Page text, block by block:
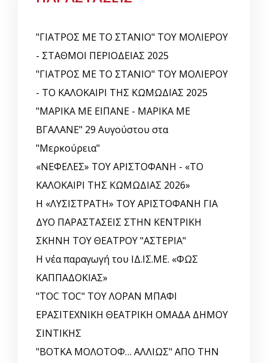
"ΓΙΑΤΡΟΣ ΜΕ ΤΟ ΣΤΑΝΙΟ" ΤΟΥ ΜΟΛΙΕΡΟΥ
- ΣΤΑΘΜΟΙ ΠΕΡΙΟΔΕΙΑΣ 2025
"ΓΙΑΤΡΟΣ ΜΕ ΤΟ ΣΤΑΝΙΟ" ΤΟΥ ΜΟΛΙΕΡΟΥ
- ΤΟ ΚΑΛΟΚΑΙΡΙ ΤΗΣ ΚΩΜΩΔΙΑΣ 2025
"ΜΑΡΙΚΑ ΜΕ ΕΙΠΑΝΕ - ΜΑΡΙΚΑ ΜΕ
ΒΓΑΛΑΝΕ" 29 Αυγούστου στα
"Μερκούρεια"
«ΝΕΦΕΛΕΣ» ΤΟΥ ΑΡΙΣΤΟΦΑΝΗ - «ΤΟ
ΚΑΛΟΚΑΙΡΙ ΤΗΣ ΚΩΜΩΔΙΑΣ 2026»
Η «ΛΥΣΙΣΤΡΑΤΗ» ΤΟΥ ΑΡΙΣΤΟΦΑΝΗ ΓΙΑ
ΔΥΟ ΠΑΡΑΣΤΑΣΕΙΣ ΣΤΗΝ ΚΕΝΤΡΙΚΗ
ΣΚΗΝΗ ΤΟΥ ΘΕΑΤΡΟΥ "ΑΣΤΕΡΙΑ"
Η νέα παραγωγή του ΙΔ.ΙΣ.ΜΕ. «ΦΩΣ
ΚΑΠΠΑΔΟΚΙΑΣ»
"TOC TOC" ΤΟΥ ΛΟΡΑΝ ΜΠΑΦΙ
ΕΡΑΣΙΤΕΧΝΙΚΗ ΘΕΑΤΡΙΚΗ ΟΜΑΔΑ ΔΗΜΟΥ
ΣΙΝΤΙΚΗΣ
"ΒΟΤΚΑ ΜΟΛΟΤΟΦ… ΑΛΛΙΩΣ" ΑΠΟ ΤΗΝ